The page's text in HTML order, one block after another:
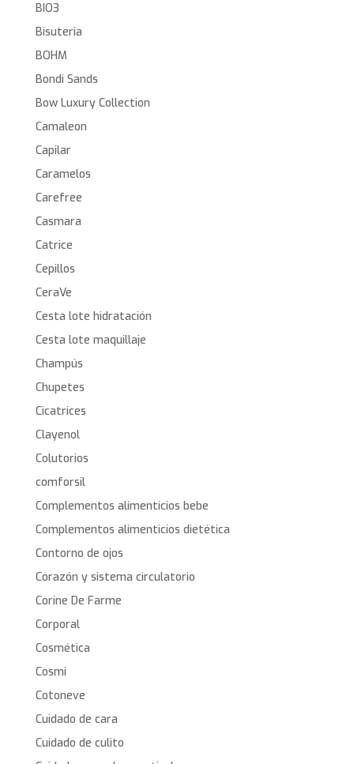
BIO3
Bisuteria
BOHM
Bondi Sands
Bow Luxury Collection
Camaleon
Capilar
Caramelos
Carefree
Casmara
Catrice
Cepillos
CeraVe
Cesta lote hidratación
Cesta lote maquillaje
Champús
Chupetes
Cicatrices
Clayenol
Colutorios
comforsil
Complementos alimenticios bebe
Complementos alimenticios dietética
Contorno de ojos
Corazón y sistema circulatorio
Corine De Farme
Corporal
Cosmética
Cosmi
Cotoneve
Cuidado de cara
Cuidado de culito